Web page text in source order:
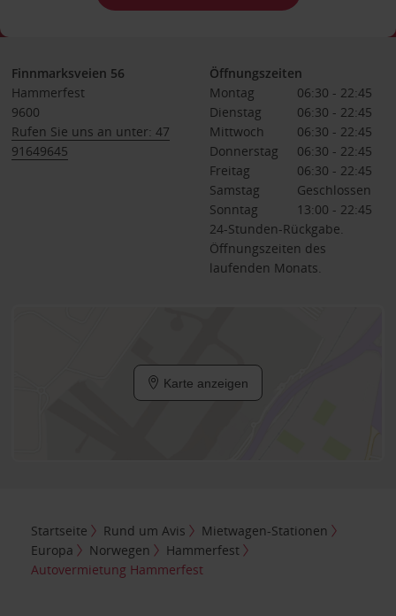
Finnmarksveien 56
Hammerfest
9600
Rufen Sie uns an unter: 47
91649645
Öffnungszeiten
Montag
06:30 - 22:45
Dienstag
06:30 - 22:45
Mittwoch
06:30 - 22:45
Donnerstag
06:30 - 22:45
Freitag
06:30 - 22:45
Samstag
Geschlossen
Sonntag
13:00 - 22:45
24-Stunden-Rückgabe.
Öffnungszeiten des
laufenden Monats.
Karte anzeigen
Startseite Rund um Avis
Mietwagen-Stationen
Europa
Norwegen
Hammerfest
Autovermietung Hammerfest